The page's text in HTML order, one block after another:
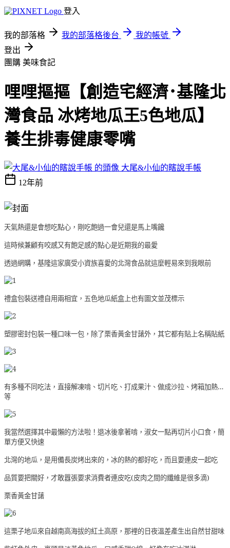
登入
我的部落格 我的部落格後台
我的帳號
登出
團購 美味食記
哩哩摳摳【創造宅經濟･基隆北
灣食品 冰烤地瓜王5色地瓜】
養生排毒健康零嘴
大尾&小仙的瞎說手帳
12年前
天氣熱還是會想吃點心，剛吃飽過一會兒還是馬上嘴饞
這時候兼顧有咬感又有飽足感的點心是近期我的最愛
透過網購，基隆這家廣受小資族喜愛的北灣食品就這麼輕易來到我眼前
禮盒包裝送禮自用兩相宜，五色地瓜紙盒上也有圖文並茂標示
塑膠密封包裝一種口味一包，除了栗香黃金甘藷外，其它都有貼上名稱貼紙
有多種不同吃法，直接解凍啃、切片吃、打成果汁、做成沙拉、烤箱加熱…
等
我當然選擇其中最懶的方法啦！退冰後拿著啃，淑女一點再切片小口食，簡
單方便又快速
北灣的地瓜，是用備長炭烤出來的，冰的熱的都好吃，而且要連皮一起吃
品質要把關好，才敢囂張要求消費者連皮吃(皮肉之間的纖維是很多滴)
栗香黃金甘藷
這栗子地瓜來自越南高海拔的紅土高原，那裡的日夜溫差產生出自然甘甜味